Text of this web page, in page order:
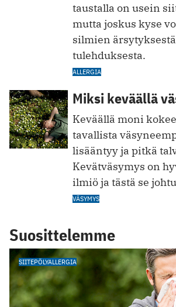
taustalla on usein
mutta joskus kyse
silmien
tulehduksesta.
ALLERGIA
Miksi keväällä
Keväällä moni
tavallista
lisääntyy ja pitkä
Kevätväsymys on
ilmiö ja tästä se
VÄSYMYS
Suosittelemme
SIITEPÖLYALLERGIA